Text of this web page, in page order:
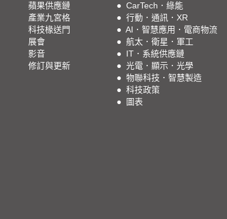
蘋果供應鏈
產業九宮格
科技椽送門
展會
影音
修訂與更新
● CarTech．綠能
● 行動．通訊．XR
● AI．智慧應用．電商物流
● 航太．衛星．軍工
● IT．系統供應鏈
● 光電．顯示．光學
● 物聯科技．智慧製造
● 科技政策
●
圖表